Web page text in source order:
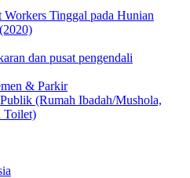
Tinggal pada Hunian
dan pusat pengendali
& Parkir
(Rumah Ibadah/Mushola,
Toilet)